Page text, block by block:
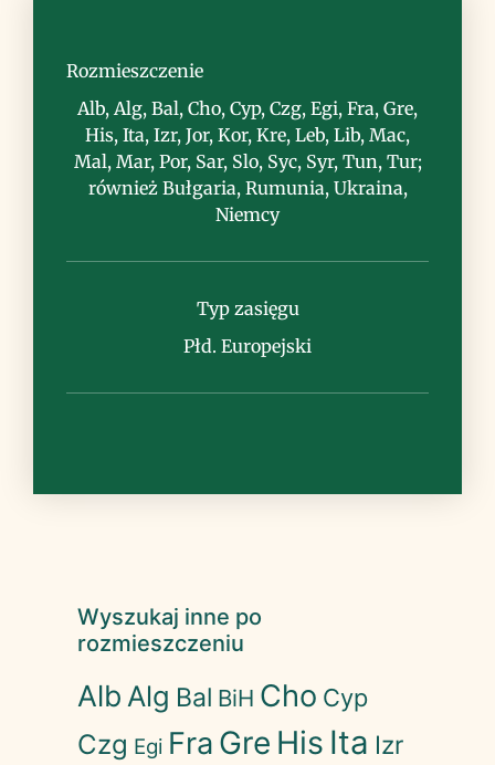
Uwagi
Rozmieszczenie
Alb, Alg, Bal, Cho, Cyp, Czg, Egi, Fra, Gre,
His, Ita, Izr, Jor, Kor, Kre, Leb, Lib, Mac,
Mal, Mar, Por, Sar, Slo, Syc, Syr, Tun, Tur;
również Bułgaria, Rumunia, Ukraina,
Niemcy
Typ zasięgu
Płd. Europejski
Wyszukaj inne po
rozmieszczeniu
Alb Alg Bal BiH Cho Cyp
Czg Egi Fra Gre His Ita Izr